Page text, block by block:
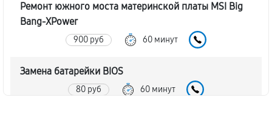
Ремонт южного моста материнской платы MSI Big
Bang-XPower
900 руб 60 минут
Замена батарейки BIOS
80 руб 60 минут